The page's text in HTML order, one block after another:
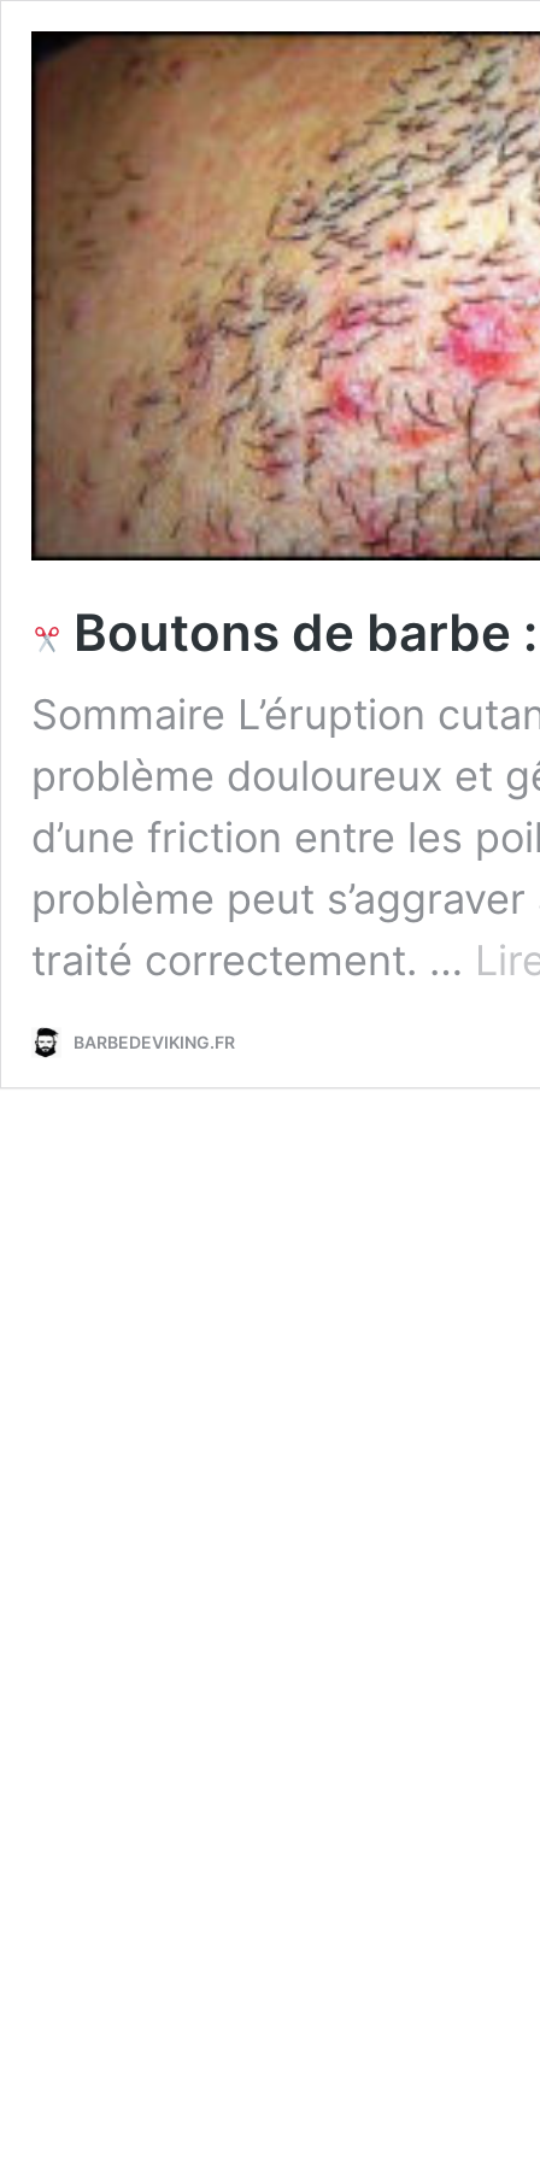
Boutons de barbe
Sommaire L’éruption
problème douloureux et
d’une friction entre les
problème peut s’aggraver
traité correctement. …
BARBEDEVIKING.FR